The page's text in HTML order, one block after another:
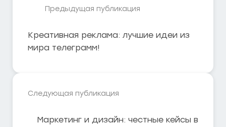
Предыдущая публикация
Креативная реклама: лучшие идеи из
мира телеграмм!
Следующая публикация
Маркетинг и дизайн: честные кейсы в